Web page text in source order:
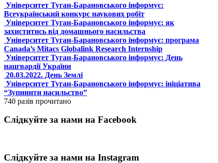
Університет Туган-Барановського інформує:
Всеукраїнський конкурс наукових робіт
Університет Туган-Барановського інформує: як
захиститись від домашнього насильства
Університет Туган-Барановського інформує: програма
Сanada’s Mitacs Globalink Research Internship
Університет Туган-Барановського інформує: День
нацгвардії України
20.03.2022. День Землі
Університет Туган-Барановського інформує: ініціатива
“Зупинити насильство”
740 разів прочитано
Слідкуйте за нами на Facebook
Слідкуйте за нами на Instagram